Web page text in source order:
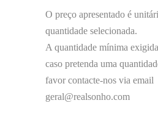
O preço apresentado é
quantidade selecionada.
A quantidade mínima
caso pretenda uma
favor contacte-nos via email
geral@realsonho.com